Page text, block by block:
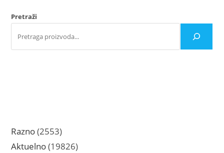
Pretraži
Razno 25532553
proizvoda
Aktuelno 1982619826